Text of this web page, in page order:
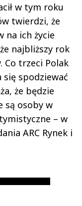
w tym roku
twierdzi, że
na ich życie
najbliższy rok
Co trzeci Polak
się spodziewać
że będzie
są osoby w
– w
ARC Rynek i